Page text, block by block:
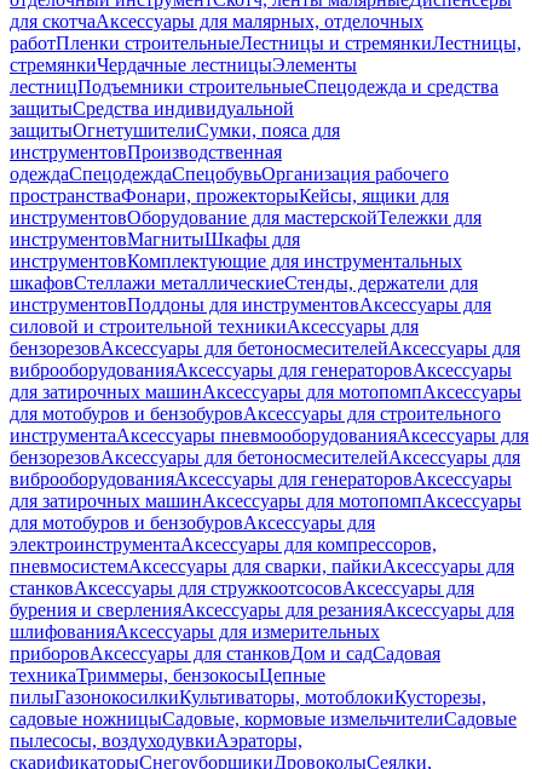
для скотчаАксессуары для малярных, отделочных
работПленки строительныеЛестницы и стремянкиЛестницы,
стремянкиЧердачные лестницыЭлементы
лестницПодъемники строительныеСпецодежда и средства
защитыСредства индивидуальной
защитыОгнетушителиСумки, пояса для
инструментовПроизводственная
одеждаСпецодеждаСпецобувьОрганизация рабочего
пространстваФонари, прожекторыКейсы, ящики для
инструментовОборудование для мастерскойТележки для
инструментовМагнитыШкафы для
инструментовКомплектующие для инструментальных
шкафовСтеллажи металлическиеСтенды, держатели для
инструментовПоддоны для инструментовАксессуары для
силовой и строительной техникиАксессуары для
бензорезовАксессуары для бетоносмесителейАксессуары для
виброоборудованияАксессуары для генераторовАксессуары
для затирочных машинАксессуары для мотопомпАксессуары
для мотобуров и бензобуровАксессуары для строительного
инструментаАксессуары пневмооборудованияАксессуары для
бензорезовАксессуары для бетоносмесителейАксессуары для
виброоборудованияАксессуары для генераторовАксессуары
для затирочных машинАксессуары для мотопомпАксессуары
для мотобуров и бензобуровАксессуары для
электроинструментаАксессуары для компрессоров,
пневмосистемАксессуары для сварки, пайкиАксессуары для
станковАксессуары для стружкоотсосовАксессуары для
бурения и сверленияАксессуары для резанияАксессуары для
шлифованияАксессуары для измерительных
приборовАксессуары для станковДом и садСадовая
техникаТриммеры, бензокосыЦепные
пилыГазонокосилкиКультиваторы, мотоблокиКусторезы,
садовые ножницыСадовые, кормовые измельчителиСадовые
пылесосы, воздуходувкиАэраторы,
скарификаторыСнегоуборщикиДровоколыСеялки,